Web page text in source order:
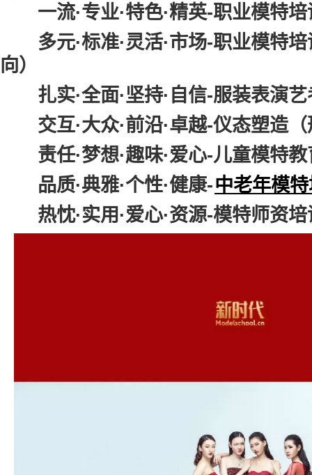
一流·专业·特色·精英-职业模特
多元·标准·灵活·市场-职业模特培
向）
扎实·全面·坚持·自信-服装表演艺
交互·大众·前沿·卓越-仪态塑造（
责任·梦想·趣味·爱心-儿童模特教
品质·典雅·个性·健康-中老年模
热忱·实用·爱心·资源-模特师资培